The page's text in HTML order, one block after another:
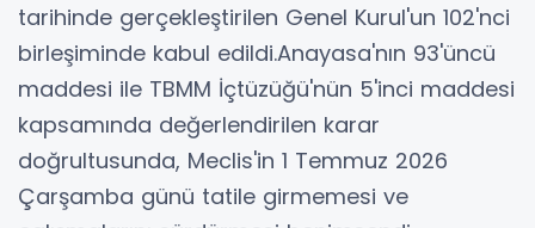
tarihinde gerçekleştirilen Genel Kurul'un 102'nci
birleşiminde kabul edildi.Anayasa'nın 93'üncü
maddesi ile TBMM İçtüzüğü'nün 5'inci maddesi
kapsamında değerlendirilen karar
doğrultusunda, Meclis'in 1 Temmuz 2026
Çarşamba günü tatile girmemesi ve